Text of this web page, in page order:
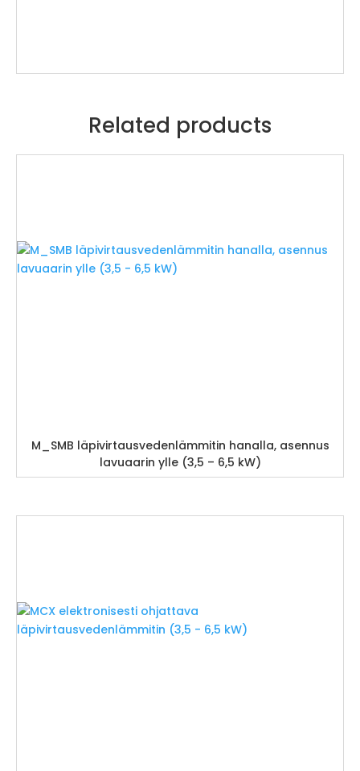
Related products
M_SMB läpivirtausvedenlämmitin hanalla, asennus
lavuaarin ylle (3,5 – 6,5 kW)